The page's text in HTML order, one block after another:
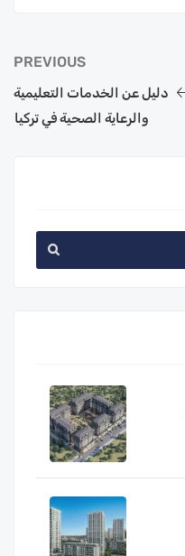
PREVIOUS
دليل عن الخدمات التعليمية
والرعاية الصحية في تركيا